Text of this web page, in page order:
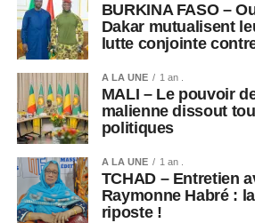
BURKINA FASO –
Dakar mutualisent
lutte conjointe
A LA UNE 1 an .
MALI – Le pouvoir
malienne dissout
politiques
A LA UNE 1 an .
TCHAD – Entretien
Raymonne Habré :
riposte !